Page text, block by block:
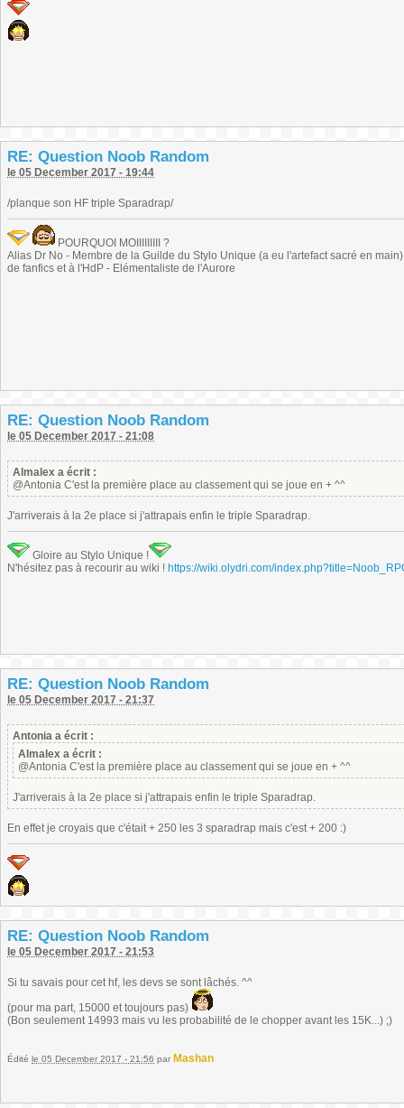
RE: Question Noob Random
le 05 December 2017 - 19:44
/planque son HF triple Sparadrap/
POURQUOI MOIIIIIIIII ?
Alias Dr No - Membre de la Guilde du Stylo Unique (a eu l'artefact sacré en
de fanfics et à l'HdP - Elémentaliste de l'Aurore
RE: Question Noob Random
le 05 December 2017 - 21:08
Almalex a écrit :
@Antonia C'est la première place au classement qui se joue en + ^^
J'arriverais à la 2e place si j'attrapais enfin le triple Sparadrap.
Gloire au Stylo Unique !
N'hésitez pas à recourir au wiki ! https://wiki.olydri.com/
RE: Question Noob Random
le 05 December 2017 - 21:37
Antonia a écrit :
Almalex a écrit :
@Antonia C'est la première place au classement qui se joue en + ^^
J'arriverais à la 2e place si j'attrapais enfin le triple Sparadrap.
En effet je croyais que c'était + 250 les 3 sparadrap mais c'est + 200 :)
RE: Question Noob Random
le 05 December 2017 - 21:53
Si tu savais pour cet hf, les devs se sont lâchés. ^^
(pour ma part, 15000 et toujours pas)
(Bon seulement 14993 mais vu les probabilité de le chopper avant les 15K...) ;)
Édité le 05 December 2017 - 21:56 par Mashan